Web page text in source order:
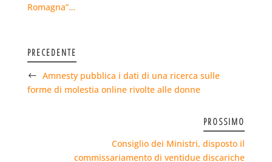
Romagna”…
PRECEDENTE
Amnesty pubblica i dati di una ricerca sulle
forme di molestia online rivolte alle donne
PROSSIMO
Consiglio dei Ministri, disposto il
commissariamento di ventidue discariche